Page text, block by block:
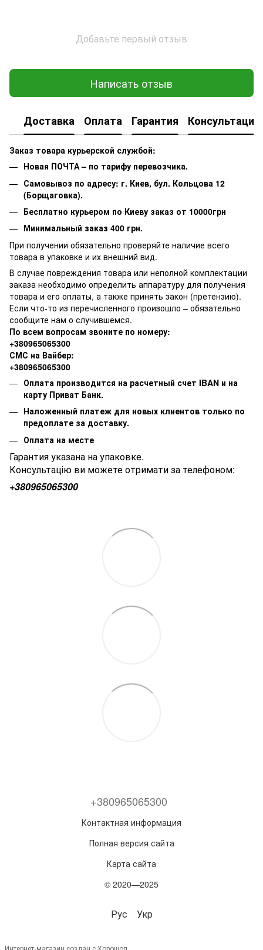
Добавьте первый отзыв
Написать отзыв
Доставка Оплата Гарантия Консультация
Заказ товара курьерской службой:
Новая ПОЧТА – по тарифу перевозчика.
Самовывоз по адресу: г. Киев, бул. Кольцова 12
(Борщаговка).
Бесплатно курьером по Киеву заказ от 10000грн
Минимальный заказ 400 грн.
При получении обязательно проверяйте наличие всего
товара в упаковке и их внешний вид.
В случае повреждения товара или неполной комплектации
заказа необходимо определить аппаратуру для получения
товара и его оплаты, а также принять закон (претензию).
Если что-то из перечисленного произошло – обязательно
сообщите нам о случившемся.
По всем вопросам звоните по номеру:
+380965065300
СМС на Вайбер:
+380965065300
Оплата производится на расчетный счет IBAN и на
карту Приват Банк.
Наложенный платеж для новых клиентов только по
предоплате за доставку.
Оплата на месте
Гарантия указана на упаковке.
Консультацію ви можете отримати за телефоном:
+380965065300
+380965065300
Контактная информация
Полная версия сайта
Карта сайта
© 2020—2025
Рус Укр
Интернет-магазин создан с Хорошоп